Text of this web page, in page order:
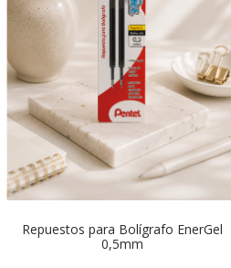
Repuestos para Bolígrafo EnerGel
0,5mm